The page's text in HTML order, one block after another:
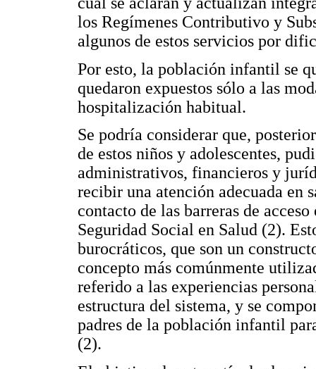
los Regímenes Contributivo y
algunos de estos servicios por
Por esto, la población infantil se
quedaron expuestos sólo a las
hospitalización habitual.
Se podría considerar que,
de estos niños y adolescentes,
administrativos, financieros y
recibir una atención adecuada en
contacto de las barreras de
Seguridad Social en Salud (2).
burocráticos, que son un
concepto más comúnmente
referido a las experiencias
estructura del sistema, y se
padres de la población infantil
(2).